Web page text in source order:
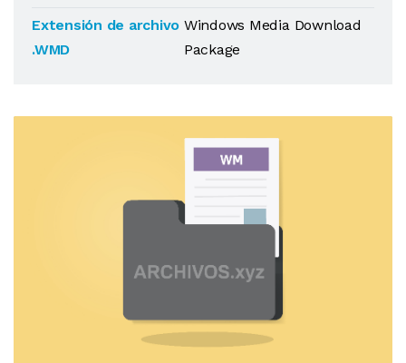
Extensión de archivo
.WMD
Windows Media Download
Package